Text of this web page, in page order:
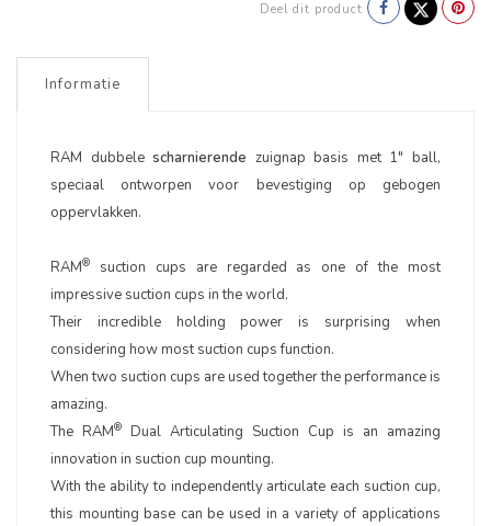
Deel dit product
Informatie
RAM dubbelescharnierende zuignap basis met 1" ball,
speciaal ontworpen voor bevestiging op gebogen
oppervlakken.
RAM®
suction cups are regarded as one of the most
impressive suction cups in the world.
Their incredible holding power is surprising when
considering how most suction cups function.
When two suction cups are used together the performance is
amazing.
The RAM®
Dual Articulating Suction Cup is an amazing
innovation in suction cup mounting.
With the ability to independently articulate each suction cup,
this mounting base can be used in a variety of applications